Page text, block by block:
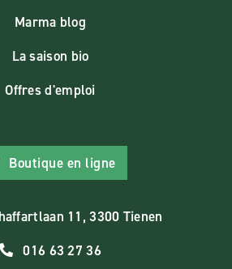
Marma blog
La saison bio
Offres d'emploi
Boutique en ligne
11, 3300 Tienen
016 63 27 36